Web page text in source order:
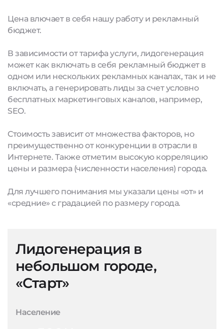
Цена влючает в себя нашу работу и рекламный
бюджет.
В зависимости от тарифа услуги, лидогенерация
может как включать в себя рекламный бюджет в
одном или нескольких рекламных каналах, так и не
включать, а генерировать лиды за счет условно
бесплатных маркетинговых каналов, например,
SEO.
Стоимость зависит от множества факторов, но
преимущественно от конкуренции в отрасли в
Интернете. Также отметим высокую корреляцию
цены и размера (численности населения) города.
Для лучшего понимания мы указали цены «от» и
«средние» с градацией по размеру города.
Лидогенерация в
небольшом городе,
«Старт»
Население